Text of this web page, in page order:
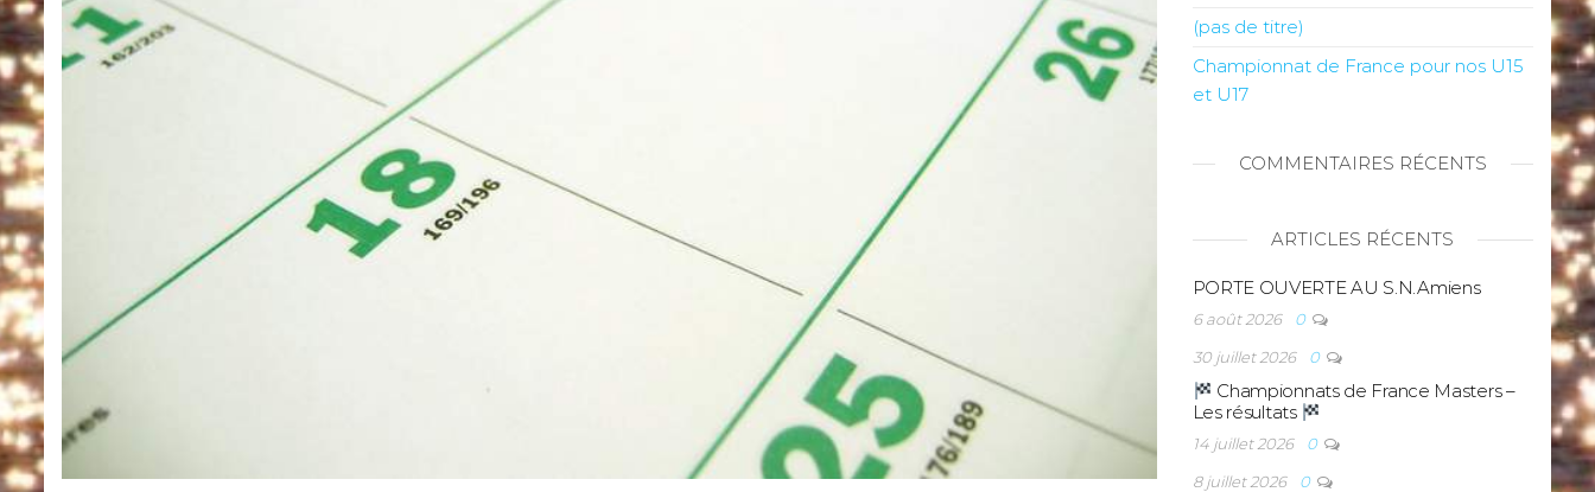
(pas de titre)
Championnat de France pour nos U15
et U17
COMMENTAIRES RÉCENTS
ARTICLES RÉCENTS
PORTE OUVERTE AU S.N.Amiens
6 août 2026
0
30 juillet 2026
0
Championnats de France Masters –
Les résultats
14 juillet 2026
0
8 juillet 2026
0